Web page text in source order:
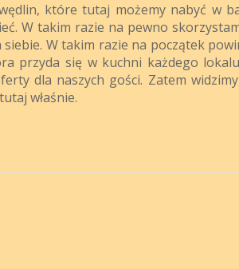
które tutaj możemy nabyć w
W takim razie na pewno
W takim razie na początek
przyda się w kuchni każdego
dla naszych gości. Zatem
właśnie.